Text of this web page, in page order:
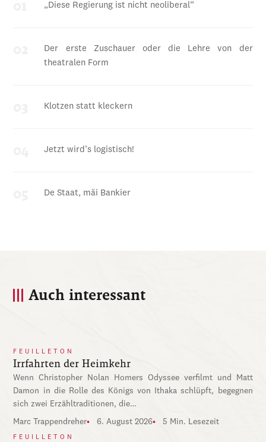
„Diese Regierung ist nicht neoliberal“
Der erste Zuschauer oder die Lehre von der
theatralen Form
Klotzen statt kleckern
Jetzt wird’s logistisch!
De Staat, mäi Bankier
Auch interessant
FEUILLETON
Irrfahrten der Heimkehr
Wenn Christopher Nolan Homers Odyssee verfilmt und Matt
Damon in die Rolle des Königs von Ithaka schlüpft, begegnen
sich zwei Erzähltraditionen, die…
Marc Trappendreher 6. August 2026 5 Min. Lesezeit
FEUILLETON